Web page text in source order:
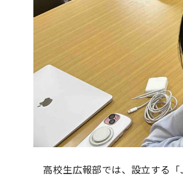
高校生広報部では、設立する